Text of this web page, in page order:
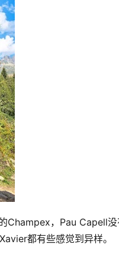
Champex，Pau Capell
都有些感觉到异样。